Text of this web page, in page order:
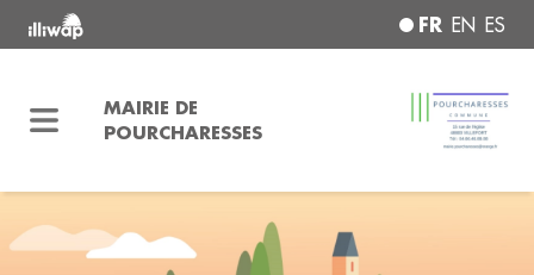
FR EN ES
MAIRIE DE
POURCHARESSES